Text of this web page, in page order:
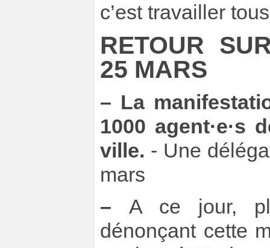
c’est travailler
RETOUR
25 MARS
– La
1000 agent·e·s
ville. - Une
mars
– A ce jour,
dénonçant cette